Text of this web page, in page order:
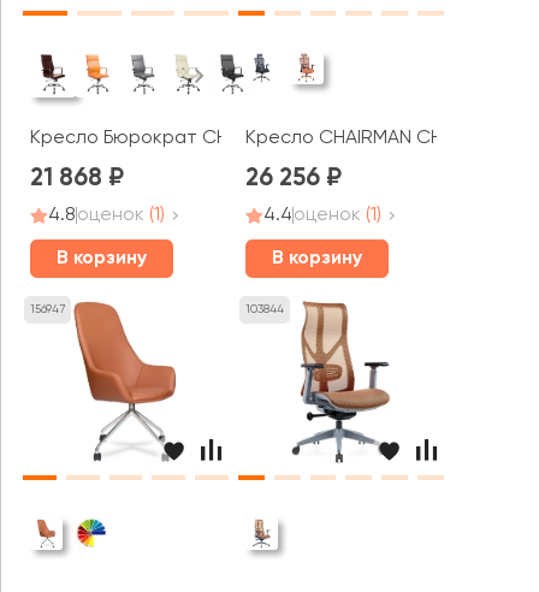
Кресло Бюрократ CH-993
21 868
4.8оценок (1)
В корзину
Кресло CHAIRMAN CH566
26 256
4.4оценок (1)
В корзину
156947 103844